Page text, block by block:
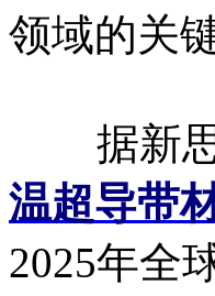
领域的关
据新思
温超导带
2025年全